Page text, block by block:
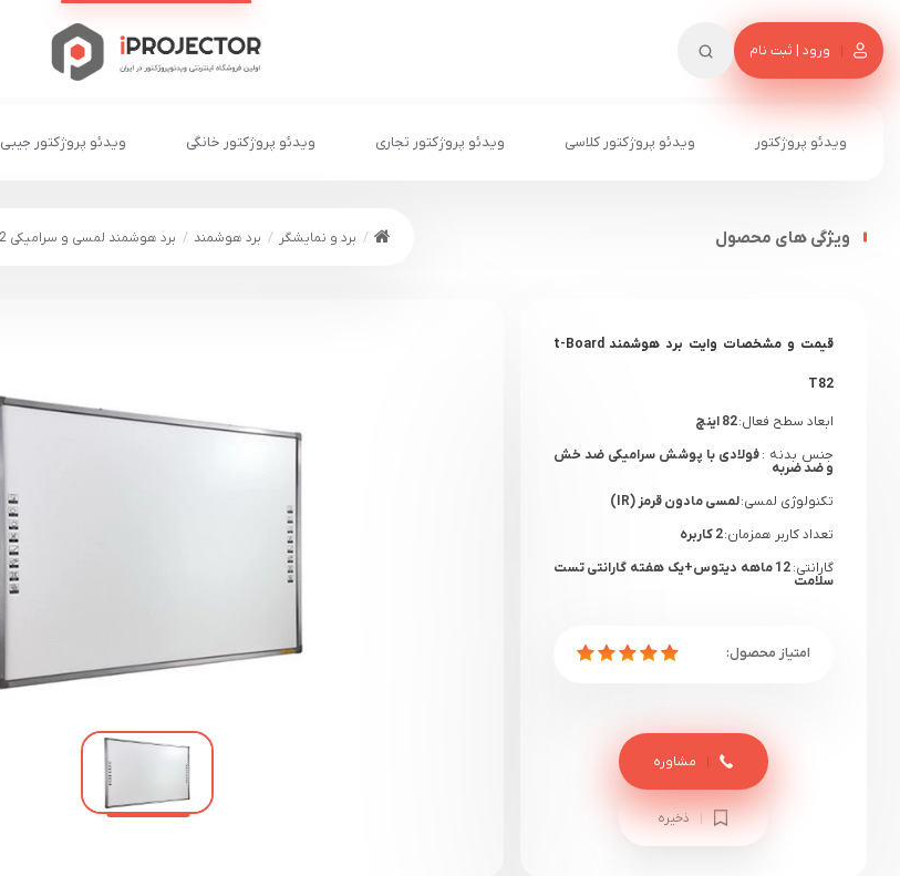
ورود | ثبت نام
ویدئو پروژکتور ویدئو پروژکتور کلاسی ویدئو پروژکتور تجاری ویدئو پروژکتور خانگی ویدئو پروژکتور جیبی
برد و نمایشگر برد هوشمند برد هوشمند لمسی و سرامیکی tBoard T82 ویژگی های محصول
قیمت و مشخصات وایت برد هوشمند t-Board
T82
ابعاد سطح فعال:82 اینچ
جنس بدنه :فولادی با پوشش سرامیکی ضد خش
و ضد ضربه
تکنولوژی لمسی:لمسی مادون قرمز (IR)
تعداد کاربر همزمان:
گارانتی:
12 ماهه دیتوس+یک هفته گارانتی تست
سلامت
ذخیره
مشاوره